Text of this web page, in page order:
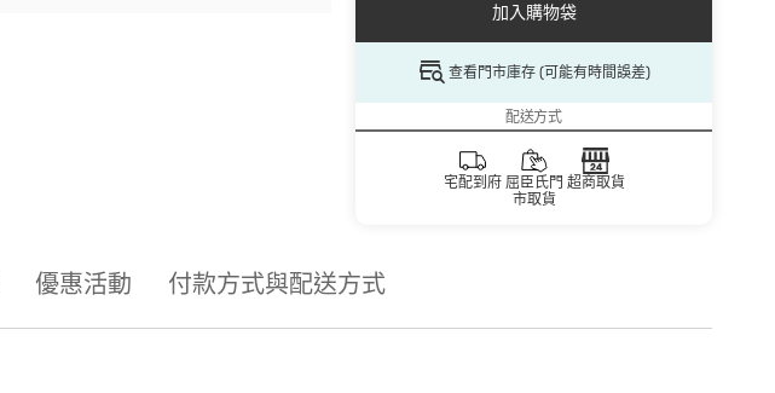
加入購物袋
查看門市庫存 (可能有時間誤差)
配送方式
宅配到府 屈臣氏門
市取貨
超商取貨
優惠活動 付款方式與配送方式